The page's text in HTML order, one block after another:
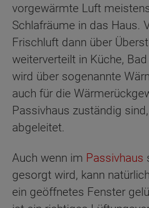
vorgewärmte Luft
Schlafräume in das Haus.
Frischluft dann über
weiterverteilt in Küche,
wird über sogenannte
auch für die
Passivhaus zuständig
abgeleitet.
Auch wenn im Passivhaus
gesorgt wird, kann
ein geöffnetes Fenster